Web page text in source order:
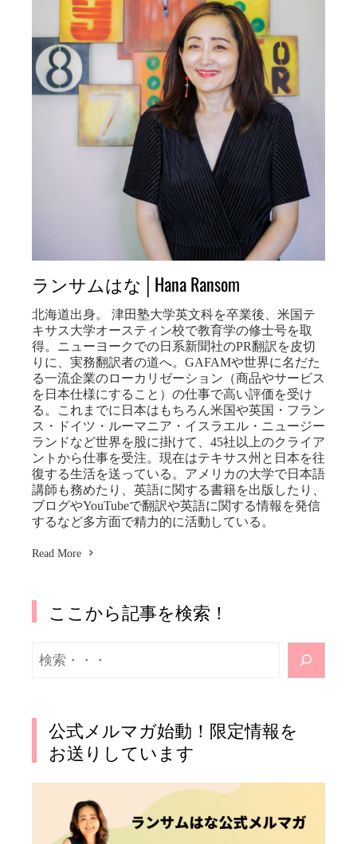
ランサムはな│Hana Ransom
北海道出身。 津田塾大学英文科を卒業後、米国テ
キサス大学オースティン校で教育学の修士号を取
得。ニューヨークでの日系新聞社のPR翻訳を皮切
りに、実務翻訳者の道へ。GAFAMや世界に名だた
る一流企業のローカリゼーション（商品やサービス
を日本仕様にすること）の仕事で高い評価を受け
る。これまでに日本はもちろん米国や英国・フラン
ス・ドイツ・ルーマニア・イスラエル・ニュージー
ランドなど世界を股に掛けて、45社以上のクライア
ントから仕事を受注。現在はテキサス州と日本を往
復する生活を送っている。アメリカの大学で日本語
講師も務めたり、英語に関する書籍を出版したり、
ブログやYouTubeで翻訳や英語に関する情報を発信
するなど多方面で精力的に活動している。
Read More
ここから記事を検索！
索
公式メルマガ始動！限定情報を
お送りしています